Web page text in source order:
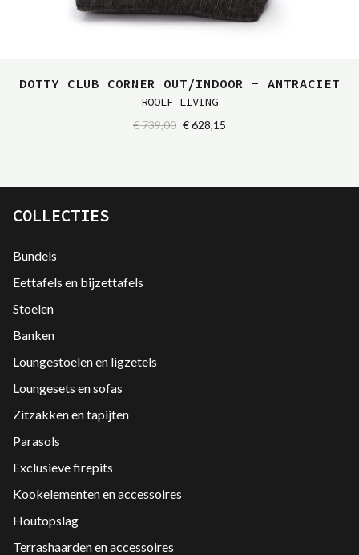
DOTTY CLUB CORNER OUT/INDOOR - ANTRACIET
ROOLF LIVING
€ 739,00 € 628,15
COLLECTIES
Bundels
Eettafels en bijzettafels
Stoelen
Banken
Loungestoelen en ligzetels
Loungesets en sofas
Zitzakken en tapijten
Parasols
Exclusieve firepits
Kookelementen en accessoires
Houtopslag
Terrashaarden en accessoires